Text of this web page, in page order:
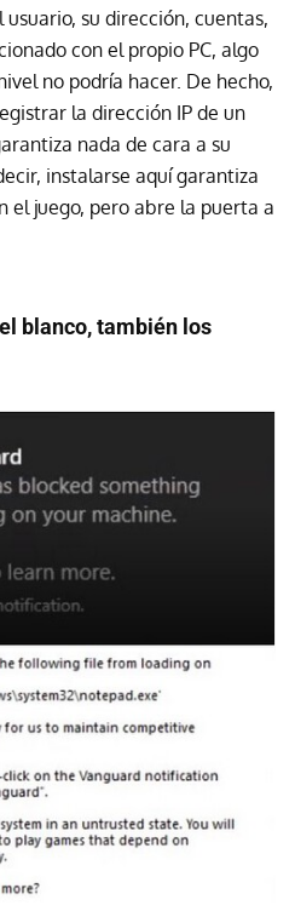
su dirección, cuentas,
con el propio PC, algo
no podría hacer. De hecho,
la dirección IP de un
nada de cara a su
instalarse aquí garantiza
el juego, pero abre la puerta a
blanco, también los